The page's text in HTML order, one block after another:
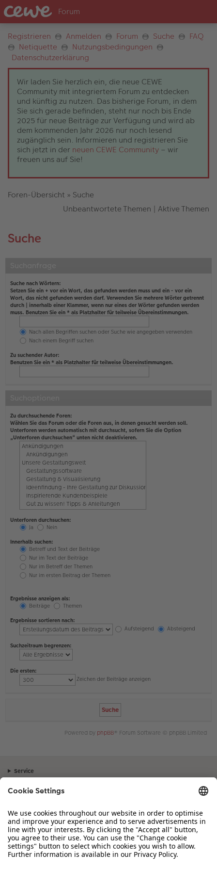
Registrieren Anmelden Forum Suche
FAQ
Netiquette
Nutzungsbedingungen
Datenschutzerklärung
Wir laden Sie herzlich ein, die neue CEWE
Community mit integriertem Forum zu entdecken
und künftig zu nutzen. Das bisherige Forum, in dem
Sie sich gerade befinden, steht nur noch bis Ende
2025 für neue Beiträge zur Verfügung und wird ab
dem kommenden Jahr 2026 nur noch lesend
zugänglich sein. Informieren und registrieren Sie
sich jetzt in der neuen CEWE Community – wir
freuen uns auf Sie!
Foren-Übersicht » Suche
Unbeantwortete Themen | Aktive Themen
Suche
Suche nach Wörtern:
Setzen Sie ein + vor ein Wort, das gefunden werden muss und ein - vor ein
Wort, das nicht gefunden werden darf. Verwenden Sie mehrere Wörter getrennt
durch | innerhalb einer Klammer, wenn nur eines der Wörter gefunden werden
muss. Benutzen Sie ein * als Platzhalter für teilweise Übereinstimmungen.
Nach allen Begriffen suchen oder Suche wie angegeben verwenden
Nach einem Begriff suchen
Zu suchender Autor:
Benutzen Sie ein * als Platzhalter für teilweise Übereinstimmungen.
Zu durchsuchende Foren:
Wählen Sie das Forum oder die Foren aus, in denen gesucht werden soll.
Unterforen werden automatisch mit durchsucht, sofern Sie die Option
„Unterforen durchsuchen“ unten nicht deaktivieren.
Unterforen durchsuchen:
Ja
Nein
Innerhalb suchen:
Betreff und Text der Beiträge
Nur im Text der Beiträge
Nur im Betreff der Themen
Nur im ersten Beitrag der Themen
Ergebnisse anzeigen als:
Beiträge
Themen
Ergebnisse sortieren nach:
Aufsteigend
Absteigend
Suchzeitraum begrenzen:
Die ersten:
Zeichen der Beiträge anzeigen
Powered by phpBB® Forum Software © phpBB Limited
Service
Sortiment
Inspiration